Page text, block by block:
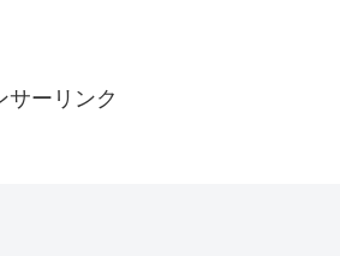
サーリンク